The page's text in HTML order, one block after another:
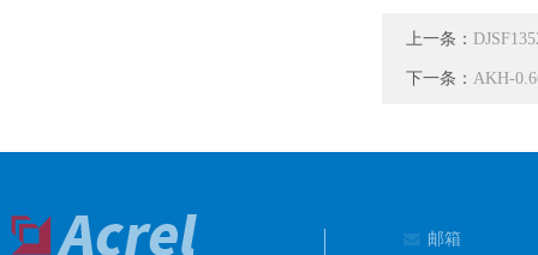
上一条：
下一条： AKH-
邮箱